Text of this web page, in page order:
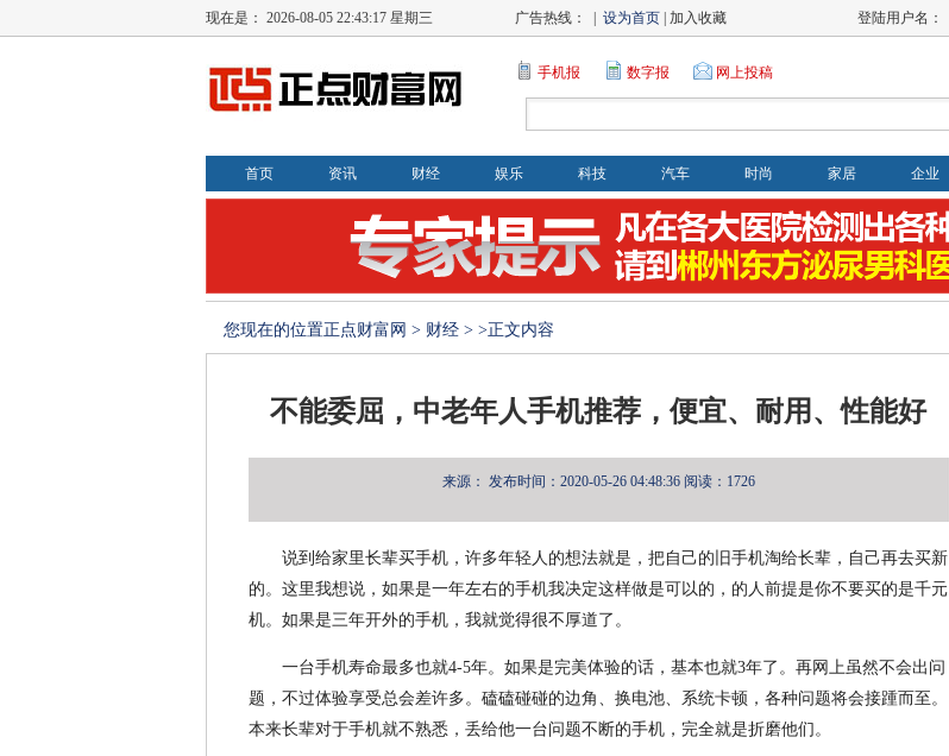
现在是： 2026-08-05 22:43:17 星期三 广告热线： | 设为首页 | 加入收藏 登陆用户名：
手机报 数字报 网上投稿
首页 资讯 财经 娱乐 科技 汽车 时尚 家居 企业
您现在的位置正点财富网 > 财经 > >正文内容
不能委屈，中老年人手机推荐，便宜、耐用、性能好
来源： 发布时间：2020-05-26 04:48:36 阅读：1726
说到给家里长辈买手机，许多年轻人的想法就是，把自己的旧手机淘给长辈，自己再去买新
的。这里我想说，如果是一年左右的手机我决定这样做是可以的，的人前提是你不要买的是千元
机。如果是三年开外的手机，我就觉得很不厚道了。
一台手机寿命最多也就4-5年。如果是完美体验的话，基本也就3年了。再网上虽然不会出问
题，不过体验享受总会差许多。磕磕碰碰的边角、换电池、系统卡顿，各种问题将会接踵而至。
本来长辈对于手机就不熟悉，丢给他一台问题不断的手机，完全就是折磨他们。